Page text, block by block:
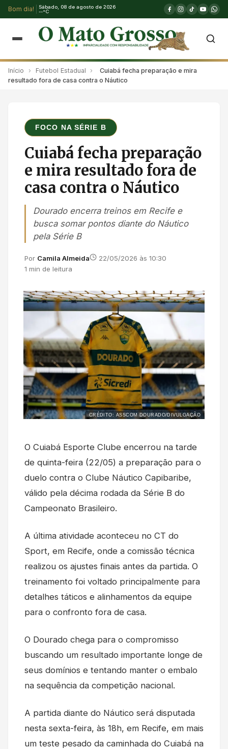
Bom dia!
Sábado, 08 de agosto de 2026
--°C
Início › Futebol Estadual ›
Cuiabá fecha preparação e mira
resultado fora de casa contra o Náutico
FOCO NA SÉRIE B
Cuiabá fecha preparação
e mira resultado fora de
casa contra o Náutico
Dourado encerra treinos em Recife e
busca somar pontos diante do Náutico
pela Série B
Por Camila Almeida
22/05/2026 às 10:30
1 min de leitura
CRÉDITO: ASSCOM DOURADO/DIVULGAÇÃO
O Cuiabá Esporte Clube encerrou na tarde
de quinta-feira (22/05) a preparação para o
duelo contra o Clube Náutico Capibaribe,
válido pela décima rodada da Série B do
Campeonato Brasileiro.
A última atividade aconteceu no CT do
Sport, em Recife, onde a comissão técnica
realizou os ajustes finais antes da partida. O
treinamento foi voltado principalmente para
detalhes táticos e alinhamentos da equipe
para o confronto fora de casa.
O Dourado chega para o compromisso
buscando um resultado importante longe de
seus domínios e tentando manter o embalo
na sequência da competição nacional.
A partida diante do Náutico será disputada
nesta sexta-feira, às 18h, em Recife, em mais
um teste pesado da caminhada do Cuiabá na